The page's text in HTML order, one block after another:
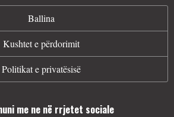
Ballina
Kushtet e përdorimit
Politikat e privatësisë
me ne në rrjetet sociale